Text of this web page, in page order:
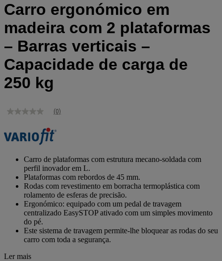
Carro ergonómico em
madeira com 2 plataformas
– Barras verticais –
Capacidade de carga de
250 kg
Sem
de
classificação
mesma
página.
(0)
Carro de plataformas com estrutura mecano-soldada com
perfil inovador em L.
Plataformas com rebordos de 45 mm.
Rodas com revestimento em borracha termoplástica com
rolamento de esferas de precisão.
Ergonómico: equipado com um pedal de travagem
centralizado EasySTOP ativado com um simples movimento
do pé.
Este sistema de travagem permite-lhe bloquear as rodas do seu
carro com toda a segurança.
Ler mais